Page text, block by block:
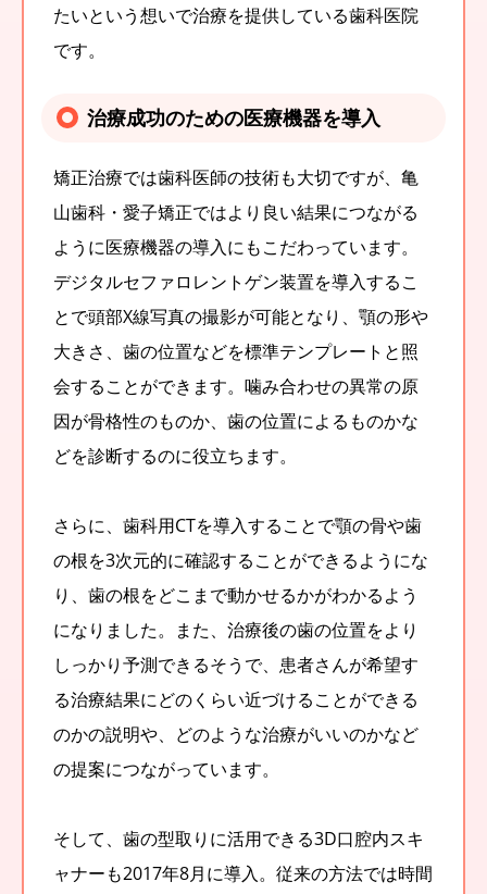
たいという想いで治療を提供している歯科医院
です。
治療成功のための医療機器を導入
矯正治療では歯科医師の技術も大切ですが、亀
山歯科・愛子矯正ではより良い結果につながる
ように医療機器の導入にもこだわっています。
デジタルセファロレントゲン装置を導入するこ
とで頭部X線写真の撮影が可能となり、顎の形や
大きさ、歯の位置などを標準テンプレートと照
会することができます。噛み合わせの異常の原
因が骨格性のものか、歯の位置によるものかな
どを診断するのに役立ちます。
さらに、歯科用CTを導入することで顎の骨や歯
の根を3次元的に確認することができるようにな
り、歯の根をどこまで動かせるかがわかるよう
になりました。また、治療後の歯の位置をより
しっかり予測できるそうで、患者さんが希望す
る治療結果にどのくらい近づけることができる
のかの説明や、どのような治療がいいのかなど
の提案につながっています。
そして、歯の型取りに活用できる3D口腔内スキ
ャナーも2017年8月に導入。従来の方法では時間